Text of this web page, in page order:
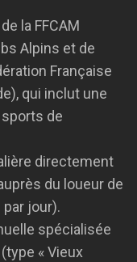
la FFCAM
Alpins et de
Française
qui inclut une
de
directement
du loueur de
jour).
spécialisée
« Vieux